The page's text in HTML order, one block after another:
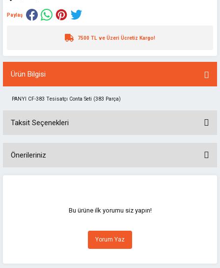
Paylaş
7500 TL ve Üzeri Ücretiz Kargo!
Ürün Bilgisi
PANYI CF-383 Tesisatçı Conta Seti (383 Parça)
Taksit Seçenekleri
Önerileriniz
Görüş ve önerileriniz için teşekkür ederiz.
Ürün resmi kalitesiz, bozuk veya görüntülenemiyor.
Ürün açıklamasında eksik bilgiler bulunuyor.
Bu ürüne ilk yorumu siz yapın!
Yorum Yaz